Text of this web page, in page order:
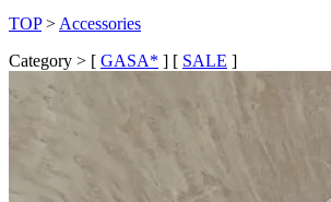
TOP > Accessories
Category > [ GASA* ] [ SALE ]